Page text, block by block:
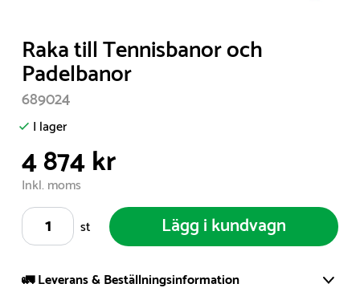
1
of
1
Raka till Tennisbanor och
Padelbanor
689024
I lager
4 874 kr
Inkl. moms
st
Lägg i kundvagn
🚛 Leverans & Beställningsinformation